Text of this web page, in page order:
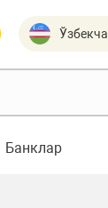
Ўзбекча
Банклар